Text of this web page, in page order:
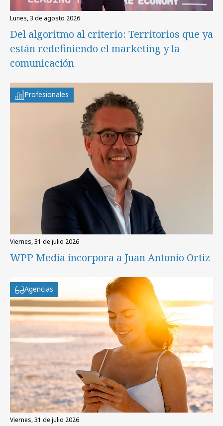
lunes, 3 de agosto 2026
Del algoritmo al criterio: Territorios que ya
están redefiniendo el marketing y la
comunicación
Profesionales
viernes, 31 de julio 2026
WPP Media incorpora a Juan Antonio Ortiz
Agencias
viernes, 31 de julio 2026